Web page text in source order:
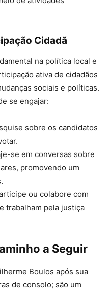
Cidadã
na política local e
ativa de cidadãos
sociais e políticas.
se engajar:
sobre os candidatos
se em conversas sobre
promovendo um
ou colabore com
trabalham pela justiça
a Seguir
Boulos após sua
de consolo; são um